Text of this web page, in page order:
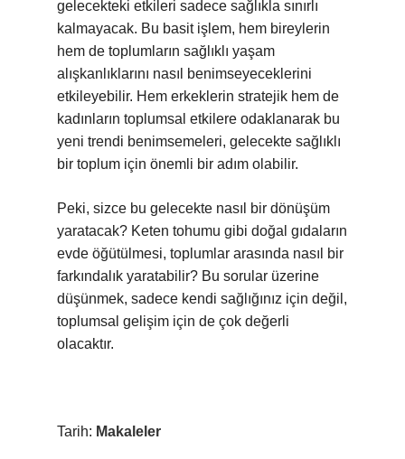
gelecekteki etkileri sadece sağlıkla sınırlı
kalmayacak. Bu basit işlem, hem bireylerin
hem de toplumların sağlıklı yaşam
alışkanlıklarını nasıl benimseyeceklerini
etkileyebilir. Hem erkeklerin stratejik hem de
kadınların toplumsal etkilere odaklanarak bu
yeni trendi benimsemeleri, gelecekte sağlıklı
bir toplum için önemli bir adım olabilir.
Peki, sizce bu gelecekte nasıl bir dönüşüm
yaratacak? Keten tohumu gibi doğal gıdaların
evde öğütülmesi, toplumlar arasında nasıl bir
farkındalık yaratabilir? Bu sorular üzerine
düşünmek, sadece kendi sağlığınız için değil,
toplumsal gelişim için de çok değerli
olacaktır.
Tarih: Makaleler